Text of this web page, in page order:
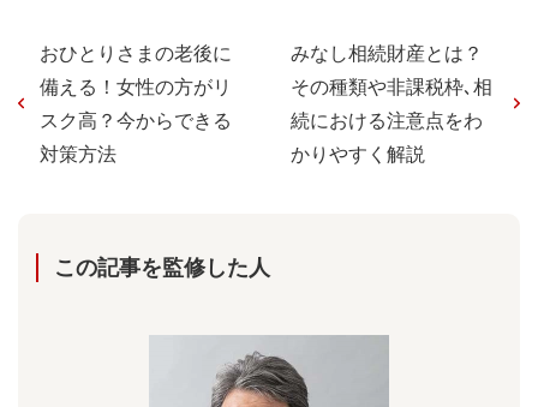
おひとりさまの老後に
備える！女性の方がリ
スク高？今からできる
対策方法
みなし相続財産とは？
その種類や非課税枠､相
続における注意点をわ
かりやすく解説
この記事を監修した⼈